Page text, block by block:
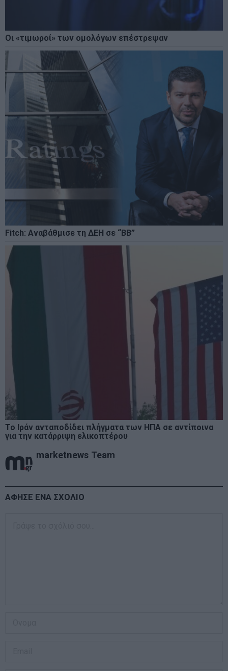
Οι «τιμωροί» των ομολόγων επέστρεψαν
Fitch: Αναβάθμισε τη ΔΕΗ σε “BB”
Το Ιράν ανταποδίδει πλήγματα των ΗΠΑ σε αντίποινα
για την κατάρριψη ελικοπτέρου
marketnews Team
ΑΦΗΣΕ ΕΝΑ ΣΧΟΛΙΟ